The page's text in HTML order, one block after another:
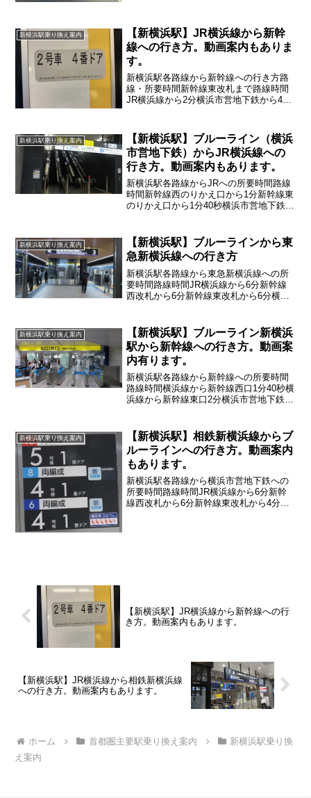
新横浜駅乗り換え案内
【新横浜駅】JR横浜線から新幹
線への行き方。動画案内もありま
す。
新横浜駅各路線から新幹線への行き方路
線・所要時間新幹線東改札まで路線時間
JR横浜線から2分横浜市営地下鉄から4分
ら1分40秒横浜市営地下鉄から5分東急新
横浜線から6...
新横浜駅乗り換え案内
【新横浜駅】ブルーライン（横浜
市営地下鉄）からJR横浜線への
行き方。動画案内もあります。
新横浜駅各路線からJRへの所要時間路線
時間新幹線西のりかえ口から1分新幹線東
のりかえ口から1分40秒横浜市営地下鉄4
らJR横浜線への行き方を紹介していきま
す
新横浜駅乗り換え案内
【新横浜駅】ブルーラインから東
急新横浜線への行き方
新横浜駅各路線から東急新横浜線への所
要時間路線時間JR横浜線から6分新幹線
西改札から6分新幹線東改札から6分横浜
に関して詳しく紹介していきます
新横浜駅乗り換え案内
【新横浜駅】ブルーライン新横浜
駅から新幹線への行き方。動画案
内有ります。
新横浜駅各路線から新幹線への所要時間
路線時間横浜線から新幹線西口1分40秒横
浜線から新幹線東口2分横浜市営地下鉄か
浜線から東口6分相鉄新横浜線から西口5
分30秒...
新横浜駅乗り換え案内
【新横浜駅】相鉄新横浜線からブ
ルーラインへの行き方。動画案内
もあります。
新横浜駅各路線から横浜市営地下鉄への
所要時間路線時間JR横浜線から6分新幹
線西改札から6分新幹線東改札から4分東
【新横浜駅】JR横浜線から新幹線への行
き方。動画案内もあります。
【新横浜駅】JR横浜線から相鉄新横浜線
への行き方。動画案内もあります。
ホーム 首都圏主要駅乗り換え案内
新横浜駅乗り換
え案内